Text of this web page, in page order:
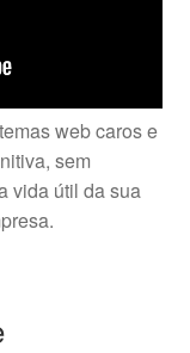
web caros e
sem
vida útil da sua